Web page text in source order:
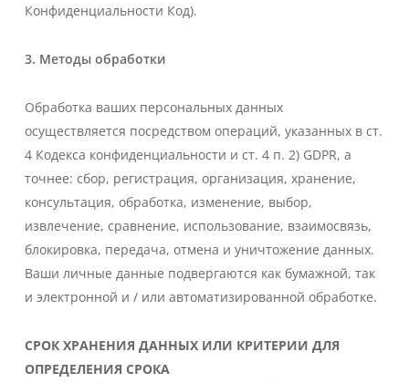
Конфиденциальности Код).
3. Методы обработки
Обработка ваших персональных данных
осуществляется посредством операций, указанных в ст.
4 Кодекса конфиденциальности и ст. 4 п. 2) GDPR, а
точнее: сбор, регистрация, организация, хранение,
консультация, обработка, изменение, выбор,
извлечение, сравнение, использование, взаимосвязь,
блокировка, передача, отмена и уничтожение данных.
Ваши личные данные подвергаются как бумажной, так
и электронной и / или автоматизированной обработке.
СРОК ХРАНЕНИЯ ДАННЫХ ИЛИ КРИТЕРИИ ДЛЯ
ОПРЕДЕЛЕНИЯ СРОКА